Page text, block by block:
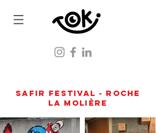
SAFIR FESTIVAL - Roche
la molière